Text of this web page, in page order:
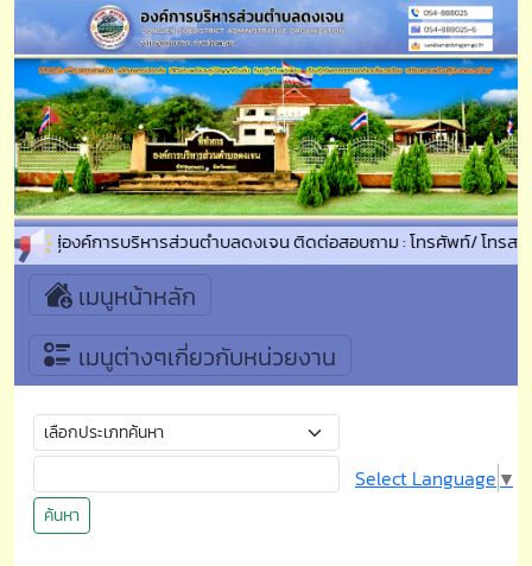
ข้าสู่องค์การบริหารส่วนตำบลดงเจน ติดต่อสอบถาม : โทรศัพท์/ โทรสา
เมนูหน้าหลัก
เมนูต่างๆเกี่ยวกับหน่วยงาน
ค้นหา
Select Language ▼